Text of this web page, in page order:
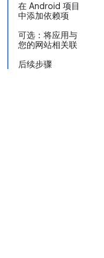
在 Android 项目
中添加依赖项
可选：将应用与
您的网站相关联
后续步骤